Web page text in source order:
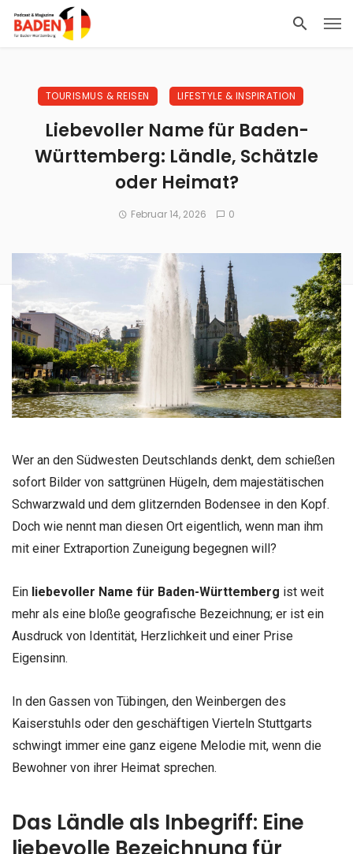
TOURISMUS & REISEN LIFESTYLE & INSPIRATION
Liebevoller Name für Baden-
Württemberg: Ländle, Schätzle
oder Heimat?
Februar 14, 2026 0
Wer an den Südwesten Deutschlands denkt, dem schießen
sofort Bilder von sattgrünen Hügeln, dem majestätischen
Schwarzwald und dem glitzernden Bodensee in den Kopf.
Doch wie nennt man diesen Ort eigentlich, wenn man ihm
mit einer Extraportion Zuneigung begegnen will?
Ein liebevoller Name für Baden-Württemberg ist weit
mehr als eine bloße geografische Bezeichnung; er ist ein
Ausdruck von Identität, Herzlichkeit und einer Prise
Eigensinn.
In den Gassen von Tübingen, den Weinbergen des
Kaiserstuhls oder den geschäftigen Vierteln Stuttgarts
schwingt immer eine ganz eigene Melodie mit, wenn die
Bewohner von ihrer Heimat sprechen.
Das Ländle als Inbegriff: Eine